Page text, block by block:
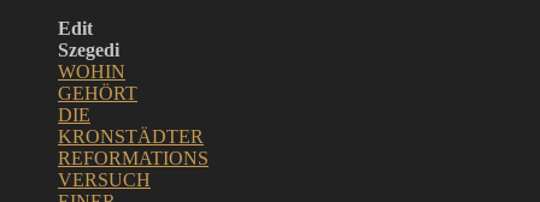
Edit
Szegedi
WOHIN
GEHÖRT
DIE
KRONSTÄDTER
REFORMATIONS
VERSUCH